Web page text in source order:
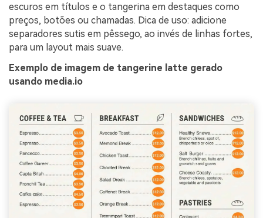
escuros em títulos e o tangerina em destaques como
preços, botões ou chamadas. Dica de uso: adicione
separadores sutis em pêssego, ao invés de linhas fortes,
para um layout mais suave.
Exemplo de imagem de tangerine latte gerado
usando media.io